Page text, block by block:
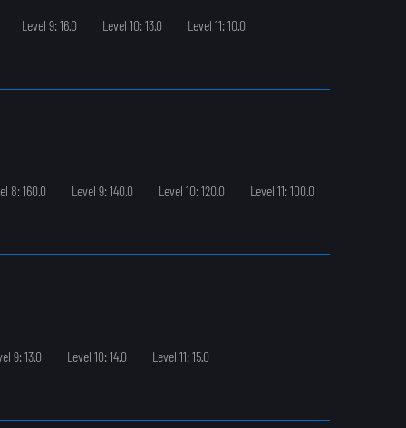
Level 9: 16.0 Level 10: 13.0
Level 11: 10.0
8: 160.0 Level 9: 140.0 Level 10: 120.0
Level 11: 100.0
9: 13.0 Level 10: 14.0
Level 11: 15.0